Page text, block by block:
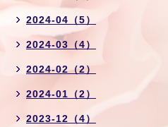
2024-04（5）
2024-03（4）
2024-02（2）
2024-01（2）
2023-12（4）